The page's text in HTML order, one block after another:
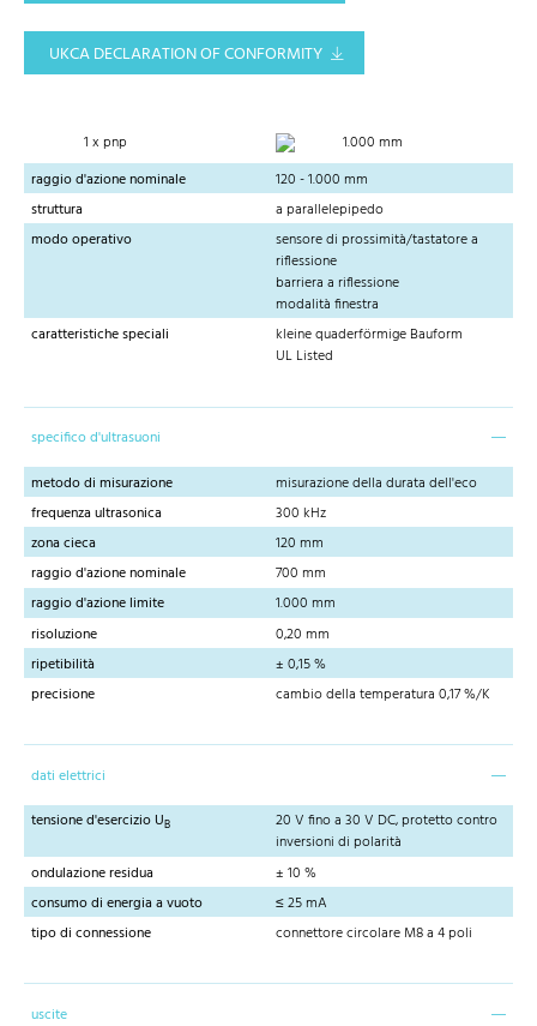
UKCA DECLARATION OF CONFORMITY
1 x pnp
1.000 mm
raggio d'azione nominale
120 - 1.000 mm
struttura
a parallelepipedo
modo operativo
sensore di prossimità/tastatore a
riflessione
barriera a riflessione
modalità finestra
caratteristiche speciali
kleine quaderförmige Bauform
UL Listed
specifico d'ultrasuoni
metodo di misurazione
misurazione della durata dell'eco
frequenza ultrasonica
300 kHz
zona cieca
120 mm
raggio d'azione nominale
700 mm
raggio d'azione limite
1.000 mm
risoluzione
0,20 mm
ripetibilità
± 0,15 %
precisione
cambio della temperatura 0,17 %/K
dati elettrici
tensione d'esercizio UB
20 V fino a 30 V DC, protetto contro
inversioni di polarità
ondulazione residua
± 10 %
consumo di energia a vuoto
≤ 25 mA
tipo di connessione
connettore circolare M8 a 4 poli
uscite